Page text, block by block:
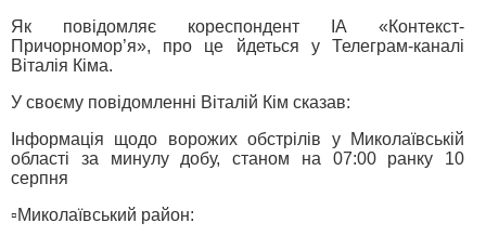
Як повідомляє кореспондент ІА «Контекст-
Причорномор’я», про це йдеться у Телеграм-каналі
Віталія Кіма.
У своєму повідомленні Віталій Кім сказав:
Інформація щодо ворожих обстрілів у Миколаївській
області за минулу добу, станом на 07:00 ранку 10
серпня
▫️Миколаївський район: